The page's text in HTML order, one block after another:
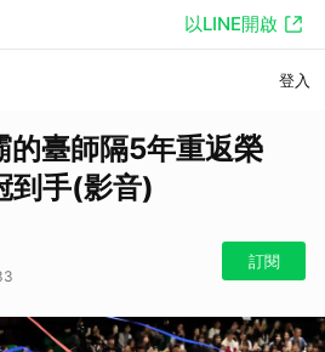
以LINE開啟
登入
臺師隔5年重返榮
手(影音)
訂閱